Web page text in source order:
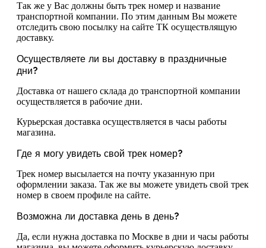
Так же у Вас должны быть трек номер и название
транспортной компании. По этим данным Вы можете
отследить свою посылку на сайте ТК осуществлящую
доставку.
Осуществляете ли вы доставку в праздничные
дни?
Доставка от нашего склада до транспортной компании
осуществляется в рабочие дни.
Курьерская доставка осуществляется в часы работы
магазина.
Где я могу увидеть свой трек номер?
Трек номер высылается на почту указанную при
оформлении заказа. Так же вы можете увидеть свой трек
номер в своем профиле на сайте.
Возможна ли доставка день в день?
Да, если нужна доставка по Москве в дни и часы работы